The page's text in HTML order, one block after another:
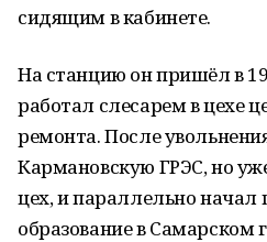
сидящим в кабинете.
На станцию он пришёл в
работал слесарем в цехе
ремонта. После
Кармановскую ГРЭС, но
цех, и параллельно начал
образование в Самарском